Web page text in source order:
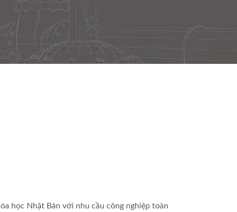
học Nhật Bản với nhu cầu công nghiệp toàn